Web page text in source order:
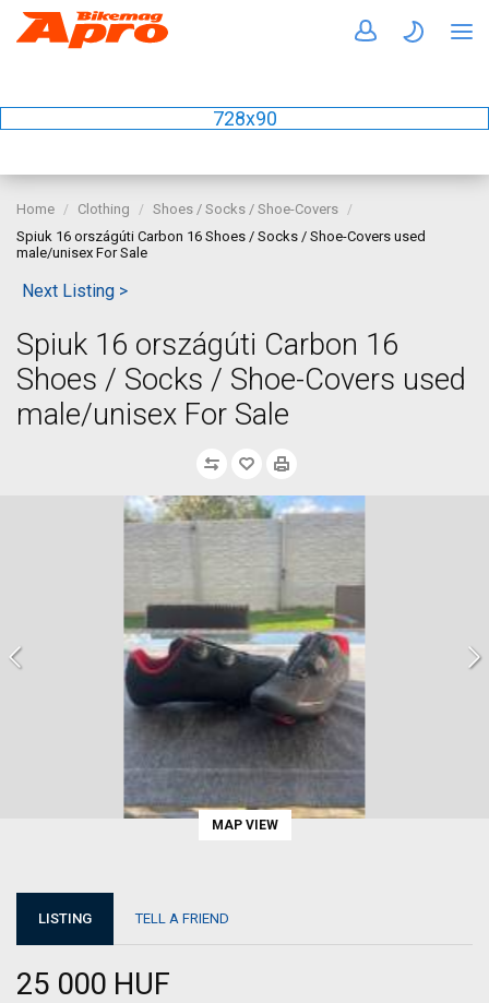
728x90
Home Clothing
Shoes / Socks / Shoe-Covers
Spiuk 16 országúti Carbon 16 Shoes / Socks / Shoe-Covers used
male/unisex For Sale
Next Listing >
Spiuk 16 országúti Carbon 16
Shoes / Socks / Shoe-Covers used
male/unisex For Sale
MAP VIEW
LISTING TELL A FRIEND
25 000 HUF